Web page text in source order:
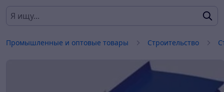
Промышленные и оптовые товары Строительство